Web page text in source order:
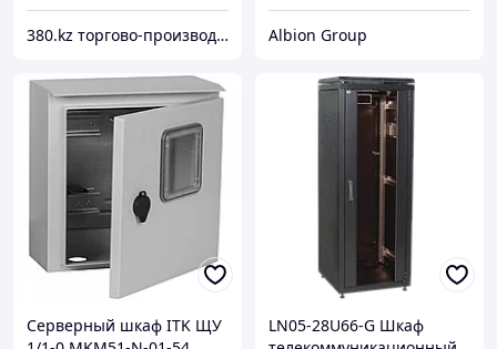
380.kz торгово-производственная компания (ТОО "AilinEX" юр. лицо) Albion Group
Серверный шкаф ITK ЩУ
LN05-28U66-G Шкаф